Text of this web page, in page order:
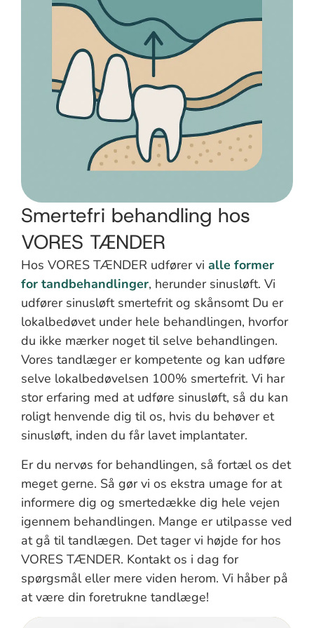
Smertefri behandling hos
VORES TÆNDER
Hos VORES TÆNDER udfører vi alle former
for tandbehandlinger, herunder sinusløft. Vi
udfører sinusløft smertefrit og skånsomt Du er
lokalbedøvet under hele behandlingen, hvorfor
du ikke mærker noget til selve behandlingen.
Vores tandlæger er kompetente og kan udføre
selve lokalbedøvelsen 100% smertefrit. Vi har
stor erfaring med at udføre sinusløft, så du kan
roligt henvende dig til os, hvis du behøver et
sinusløft, inden du får lavet implantater.
Er du nervøs for behandlingen, så fortæl os det
meget gerne. Så gør vi os ekstra umage for at
informere dig og smertedække dig hele vejen
igennem behandlingen. Mange er utilpasse ved
at gå til tandlægen. Det tager vi højde for hos
VORES TÆNDER. Kontakt os i dag for
spørgsmål eller mere viden herom. Vi håber på
at være din foretrukne tandlæge!